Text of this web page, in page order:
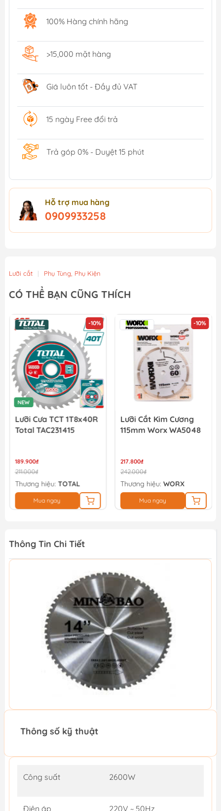
100% Hàng chính hãng
>15,000 mặt hàng
Giá luôn tốt - Đầy đủ VAT
15 ngày Free đổi trả
Trả góp 0% - Duyệt 15 phút
Hỗ trợ mua hàng
0909933258
Lưỡi cắt | Phụ Tùng, Phụ Kiện
CÓ THỂ BẠN CŨNG THÍCH
-10%
NEW
Lưỡi Cưa TCT 1T8x40R
Total TAC231415
189.900₫
211.000₫
Thương hiệu: TOTAL
Mua ngay
-10%
Lưỡi Cắt Kim Cương
115mm Worx WA5048
217.800₫
242.000₫
Thương hiệu: WORX
Mua ngay
Thông Tin Chi Tiết
Thông số kỹ thuật
Công suất 2600W
Điện áp 220V ~ 50Hz